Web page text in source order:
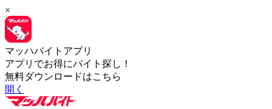
×
マッハバイトアプリ
アプリでお得にバイト探し！
無料ダウンロードはこちら
開く